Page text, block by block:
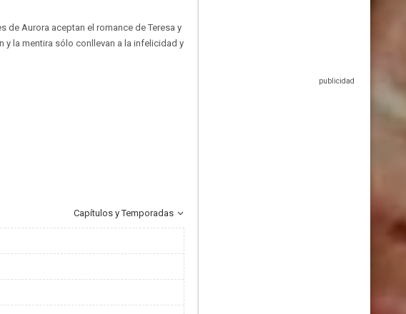
de Aurora aceptan el romance de Teresa y
y la mentira sólo conllevan a la infelicidad y
Capítulos y Temporadas